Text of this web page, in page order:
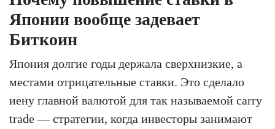
Японии вообще задевает
Биткоин
Япония долгие годы держала сверхнизкие, а
местами отрицательные ставки. Это сделало
иену главной валютой для так называемой carry
trade — стратегии, когда инвесторы занимают